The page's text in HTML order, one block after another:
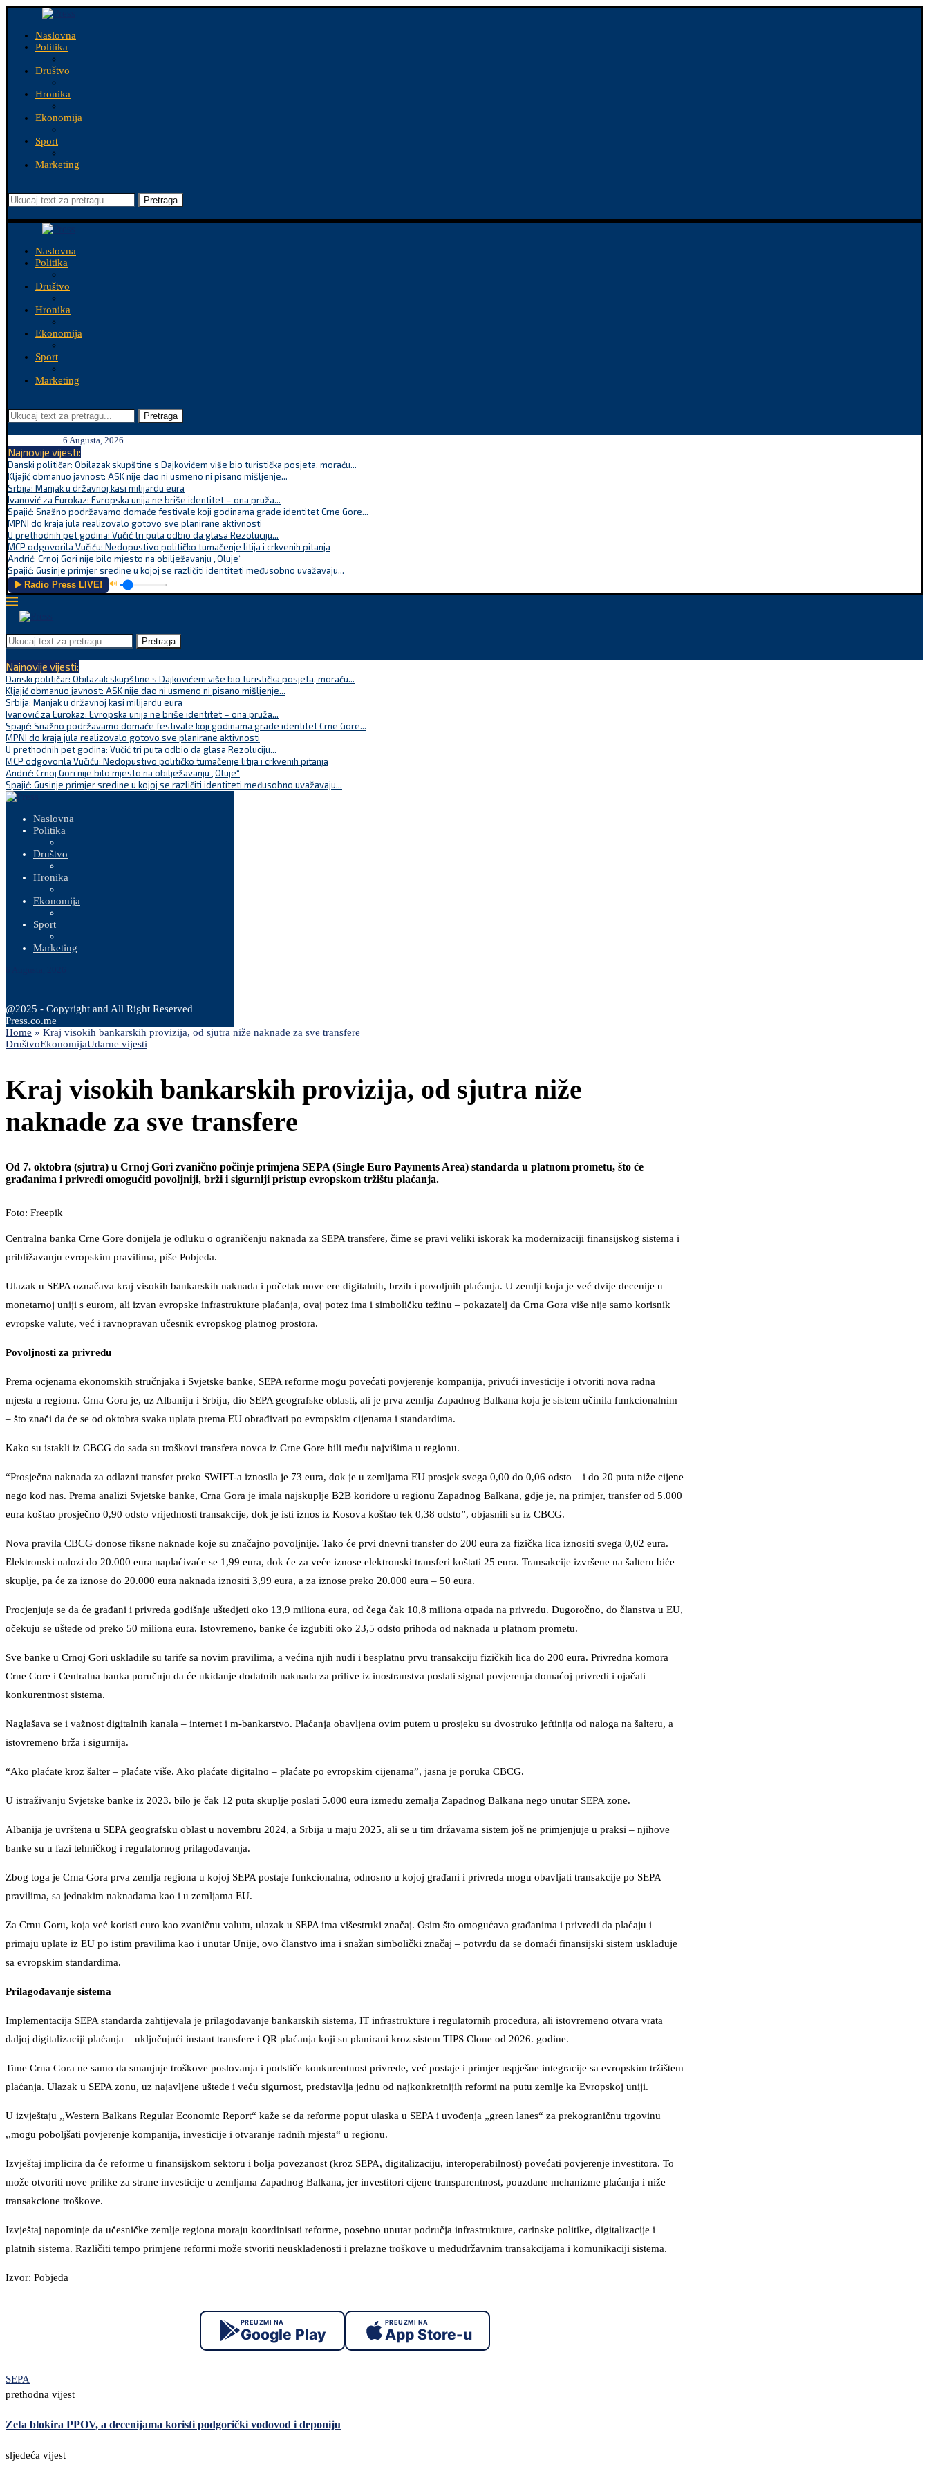
Naslovna
Politika
Društvo
Hronika
Ekonomija
Sport
Marketing
Pretraga
Naslovna
Politika
Društvo
Hronika
Ekonomija
Sport
Marketing
Pretraga
6 Augusta, 2026
Najnovije vijesti:
Danski političar: Obilazak skupštine s Dajkovićem više bio turistička posjeta, moraću...
Kljajić obmanuo javnost: ASK nije dao ni usmeno ni pisano mišljenje...
Srbija: Manjak u državnoj kasi milijardu eura
Ivanović za Eurokaz: Evropska unija ne briše identitet – ona pruža...
Spajić: Snažno podržavamo domaće festivale koji godinama grade identitet Crne Gore...
MPNI do kraja jula realizovalo gotovo sve planirane aktivnosti
U prethodnih pet godina: Vučić tri puta odbio da glasa Rezoluciju...
MCP odgovorila Vučiću: Nedopustivo političko tumačenje litija i crkvenih pitanja
Andrić: Crnoj Gori nije bilo mjesto na obilježavanju „Oluje“
Spajić: Gusinje primjer sredine u kojoj se različiti identiteti međusobno uvažavaju...
▶️ Radio Press LIVE! 🔊
Pretraga
Najnovije vijesti:
Danski političar: Obilazak skupštine s Dajkovićem više bio turistička posjeta, moraću...
Kljajić obmanuo javnost: ASK nije dao ni usmeno ni pisano mišljenje...
Srbija: Manjak u državnoj kasi milijardu eura
Ivanović za Eurokaz: Evropska unija ne briše identitet – ona pruža...
Spajić: Snažno podržavamo domaće festivale koji godinama grade identitet Crne Gore...
MPNI do kraja jula realizovalo gotovo sve planirane aktivnosti
U prethodnih pet godina: Vučić tri puta odbio da glasa Rezoluciju...
MCP odgovorila Vučiću: Nedopustivo političko tumačenje litija i crkvenih pitanja
Andrić: Crnoj Gori nije bilo mjesto na obilježavanju „Oluje“
Spajić: Gusinje primjer sredine u kojoj se različiti identiteti međusobno uvažavaju...
Naslovna
Politika
Društvo
Hronika
Ekonomija
Sport
Marketing
@2025 - Copyright and All Right Reserved
Press.co.me
Home » Kraj visokih bankarskih provizija, od sjutra niže naknade za sve transfere
DruštvoEkonomijaUdarne vijesti
Kraj visokih bankarskih provizija, od sjutra niže
naknade za sve transfere
Od 7. oktobra (sjutra) u Crnoj Gori zvanično počinje primjena SEPA (Single Euro Payments Area) standarda u platnom prometu, što će
građanima i privredi omogućiti povoljniji, brži i sigurniji pristup evropskom tržištu plaćanja.
Foto: Freepik
Centralna banka Crne Gore donijela je odluku o ograničenju naknada za SEPA transfere, čime se pravi veliki iskorak ka modernizaciji finansijskog sistema i
približavanju evropskim pravilima, piše Pobjeda.
Ulazak u SEPA označava kraj visokih bankarskih naknada i početak nove ere digitalnih, brzih i povoljnih plaćanja. U zemlji koja je već dvije decenije u
monetarnoj uniji s eurom, ali izvan evropske infrastrukture plaćanja, ovaj potez ima i simboličku težinu – pokazatelj da Crna Gora više nije samo korisnik
evropske valute, već i ravnopravan učesnik evropskog platnog prostora.
Povoljnosti za privredu
Prema ocjenama ekonomskih stručnjaka i Svjetske banke, SEPA reforme mogu povećati povjerenje kompanija, privući investicije i otvoriti nova radna
mjesta u regionu. Crna Gora je, uz Albaniju i Srbiju, dio SEPA geografske oblasti, ali je prva zemlja Zapadnog Balkana koja je sistem učinila funkcionalnim
– što znači da će se od oktobra svaka uplata prema EU obrađivati po evropskim cijenama i standardima.
Kako su istakli iz CBCG do sada su troškovi transfera novca iz Crne Gore bili među najvišima u regionu.
“Prosječna naknada za odlazni transfer preko SWIFT-a iznosila je 73 eura, dok je u zemljama EU prosjek svega 0,00 do 0,06 odsto – i do 20 puta niže cijene
nego kod nas. Prema analizi Svjetske banke, Crna Gora je imala najskuplje B2B koridore u regionu Zapadnog Balkana, gdje je, na primjer, transfer od 5.000
eura koštao prosječno 0,90 odsto vrijednosti transakcije, dok je isti iznos iz Kosova koštao tek 0,38 odsto”, objasnili su iz CBCG.
Nova pravila CBCG donose fiksne naknade koje su značajno povoljnije. Tako će prvi dnevni transfer do 200 eura za fizička lica iznositi svega 0,02 eura.
Elektronski nalozi do 20.000 eura naplaćivaće se 1,99 eura, dok će za veće iznose elektronski transferi koštati 25 eura. Transakcije izvršene na šalteru biće
skuplje, pa će za iznose do 20.000 eura naknada iznositi 3,99 eura, a za iznose preko 20.000 eura – 50 eura.
Procjenjuje se da će građani i privreda godišnje uštedjeti oko 13,9 miliona eura, od čega čak 10,8 miliona otpada na privredu. Dugoročno, do članstva u EU,
očekuju se uštede od preko 50 miliona eura. Istovremeno, banke će izgubiti oko 23,5 odsto prihoda od naknada u platnom prometu.
Sve banke u Crnoj Gori uskladile su tarife sa novim pravilima, a većina njih nudi i besplatnu prvu transakciju fizičkih lica do 200 eura. Privredna komora
Crne Gore i Centralna banka poručuju da će ukidanje dodatnih naknada za prilive iz inostranstva poslati signal povjerenja domaćoj privredi i ojačati
konkurentnost sistema.
Naglašava se i važnost digitalnih kanala – internet i m-bankarstvo. Plaćanja obavljena ovim putem u prosjeku su dvostruko jeftinija od naloga na šalteru, a
istovremeno brža i sigurnija.
“Ako plaćate kroz šalter – plaćate više. Ako plaćate digitalno – plaćate po evropskim cijenama”, jasna je poruka CBCG.
U istraživanju Svjetske banke iz 2023. bilo je čak 12 puta skuplje poslati 5.000 eura između zemalja Zapadnog Balkana nego unutar SEPA zone.
Albanija je uvrštena u SEPA geografsku oblast u novembru 2024, a Srbija u maju 2025, ali se u tim državama sistem još ne primjenjuje u praksi – njihove
banke su u fazi tehničkog i regulatornog prilagođavanja.
Zbog toga je Crna Gora prva zemlja regiona u kojoj SEPA postaje funkcionalna, odnosno u kojoj građani i privreda mogu obavljati transakcije po SEPA
pravilima, sa jednakim naknadama kao i u zemljama EU.
Za Crnu Goru, koja već koristi euro kao zvaničnu valutu, ulazak u SEPA ima višestruki značaj. Osim što omogućava građanima i privredi da plaćaju i
primaju uplate iz EU po istim pravilima kao i unutar Unije, ovo članstvo ima i snažan simbolički značaj – potvrdu da se domaći finansijski sistem usklađuje
sa evropskim standardima.
Prilagođavanje sistema
Implementacija SEPA standarda zahtijevala je prilagođavanje bankarskih sistema, IT infrastrukture i regulatornih procedura, ali istovremeno otvara vrata
daljoj digitalizaciji plaćanja – uključujući instant transfere i QR plaćanja koji su planirani kroz sistem TIPS Clone od 2026. godine.
Time Crna Gora ne samo da smanjuje troškove poslovanja i podstiče konkurentnost privrede, već postaje i primjer uspješne integracije sa evropskim tržištem
plaćanja. Ulazak u SEPA zonu, uz najavljene uštede i veću sigurnost, predstavlja jednu od najkonkretnijih reformi na putu zemlje ka Evropskoj uniji.
U izvještaju ,,Western Balkans Regular Economic Report“ kaže se da reforme poput ulaska u SEPA i uvođenja „green lanes“ za prekograničnu trgovinu
,,mogu poboljšati povjerenje kompanija, investicije i otvaranje radnih mjesta“ u regionu.
Izvještaj implicira da će reforme u finansijskom sektoru i bolja povezanost (kroz SEPA, digitalizaciju, interoperabilnost) povećati povjerenje investitora. To
može otvoriti nove prilike za strane investicije u zemljama Zapadnog Balkana, jer investitori cijene transparentnost, pouzdane mehanizme plaćanja i niže
transakcione troškove.
Izvještaj napominje da učesničke zemlje regiona moraju koordinisati reforme, posebno unutar područja infrastrukture, carinske politike, digitalizacije i
platnih sistema. Različiti tempo primjene reformi može stvoriti neusklađenosti i prelazne troškove u međudržavnim transakcijama i komunikaciji sistema.
Izvor: Pobjeda
PREUZMI NA
Google Play
PREUZMI NA
App Store-u
SEPA
prethodna vijest
Zeta blokira PPOV, a decenijama koristi podgorički vodovod i deponiju
sljedeća vijest